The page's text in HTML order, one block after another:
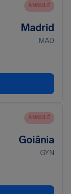
ANNULÉ
Madrid
MAD
ANNULÉ
Goiânia
GYN